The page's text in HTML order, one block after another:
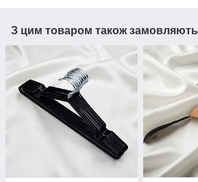
З цим товаром також замовляють